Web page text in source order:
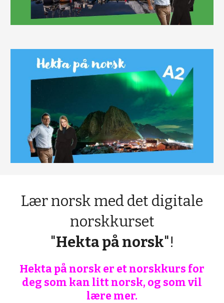
Lær norsk med det digitale
norskkurset
"Hekta på norsk"!
Hekta på norsk er et norskkurs for
deg som kan litt norsk, og som vil
lære mer.